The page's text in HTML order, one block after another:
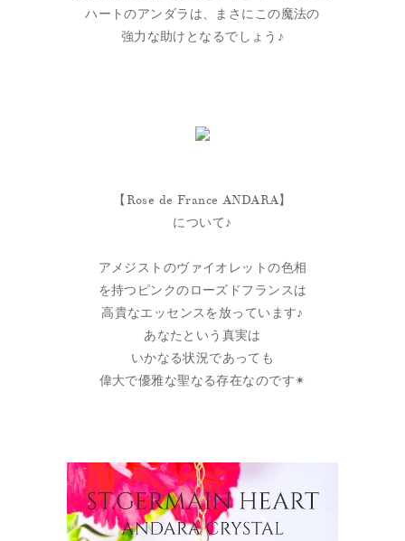
ハートのアンダラは、まさにこの魔法の
強力な助けとなるでしょう♪
【Rose de France ANDARA】
について♪
アメジストのヴァイオレットの色相
を持つピンクのローズドフランスは
高貴なエッセンスを放っています♪
あなたという真実は
いかなる状況であっても
偉大で優雅な聖なる存在なのです✴︎